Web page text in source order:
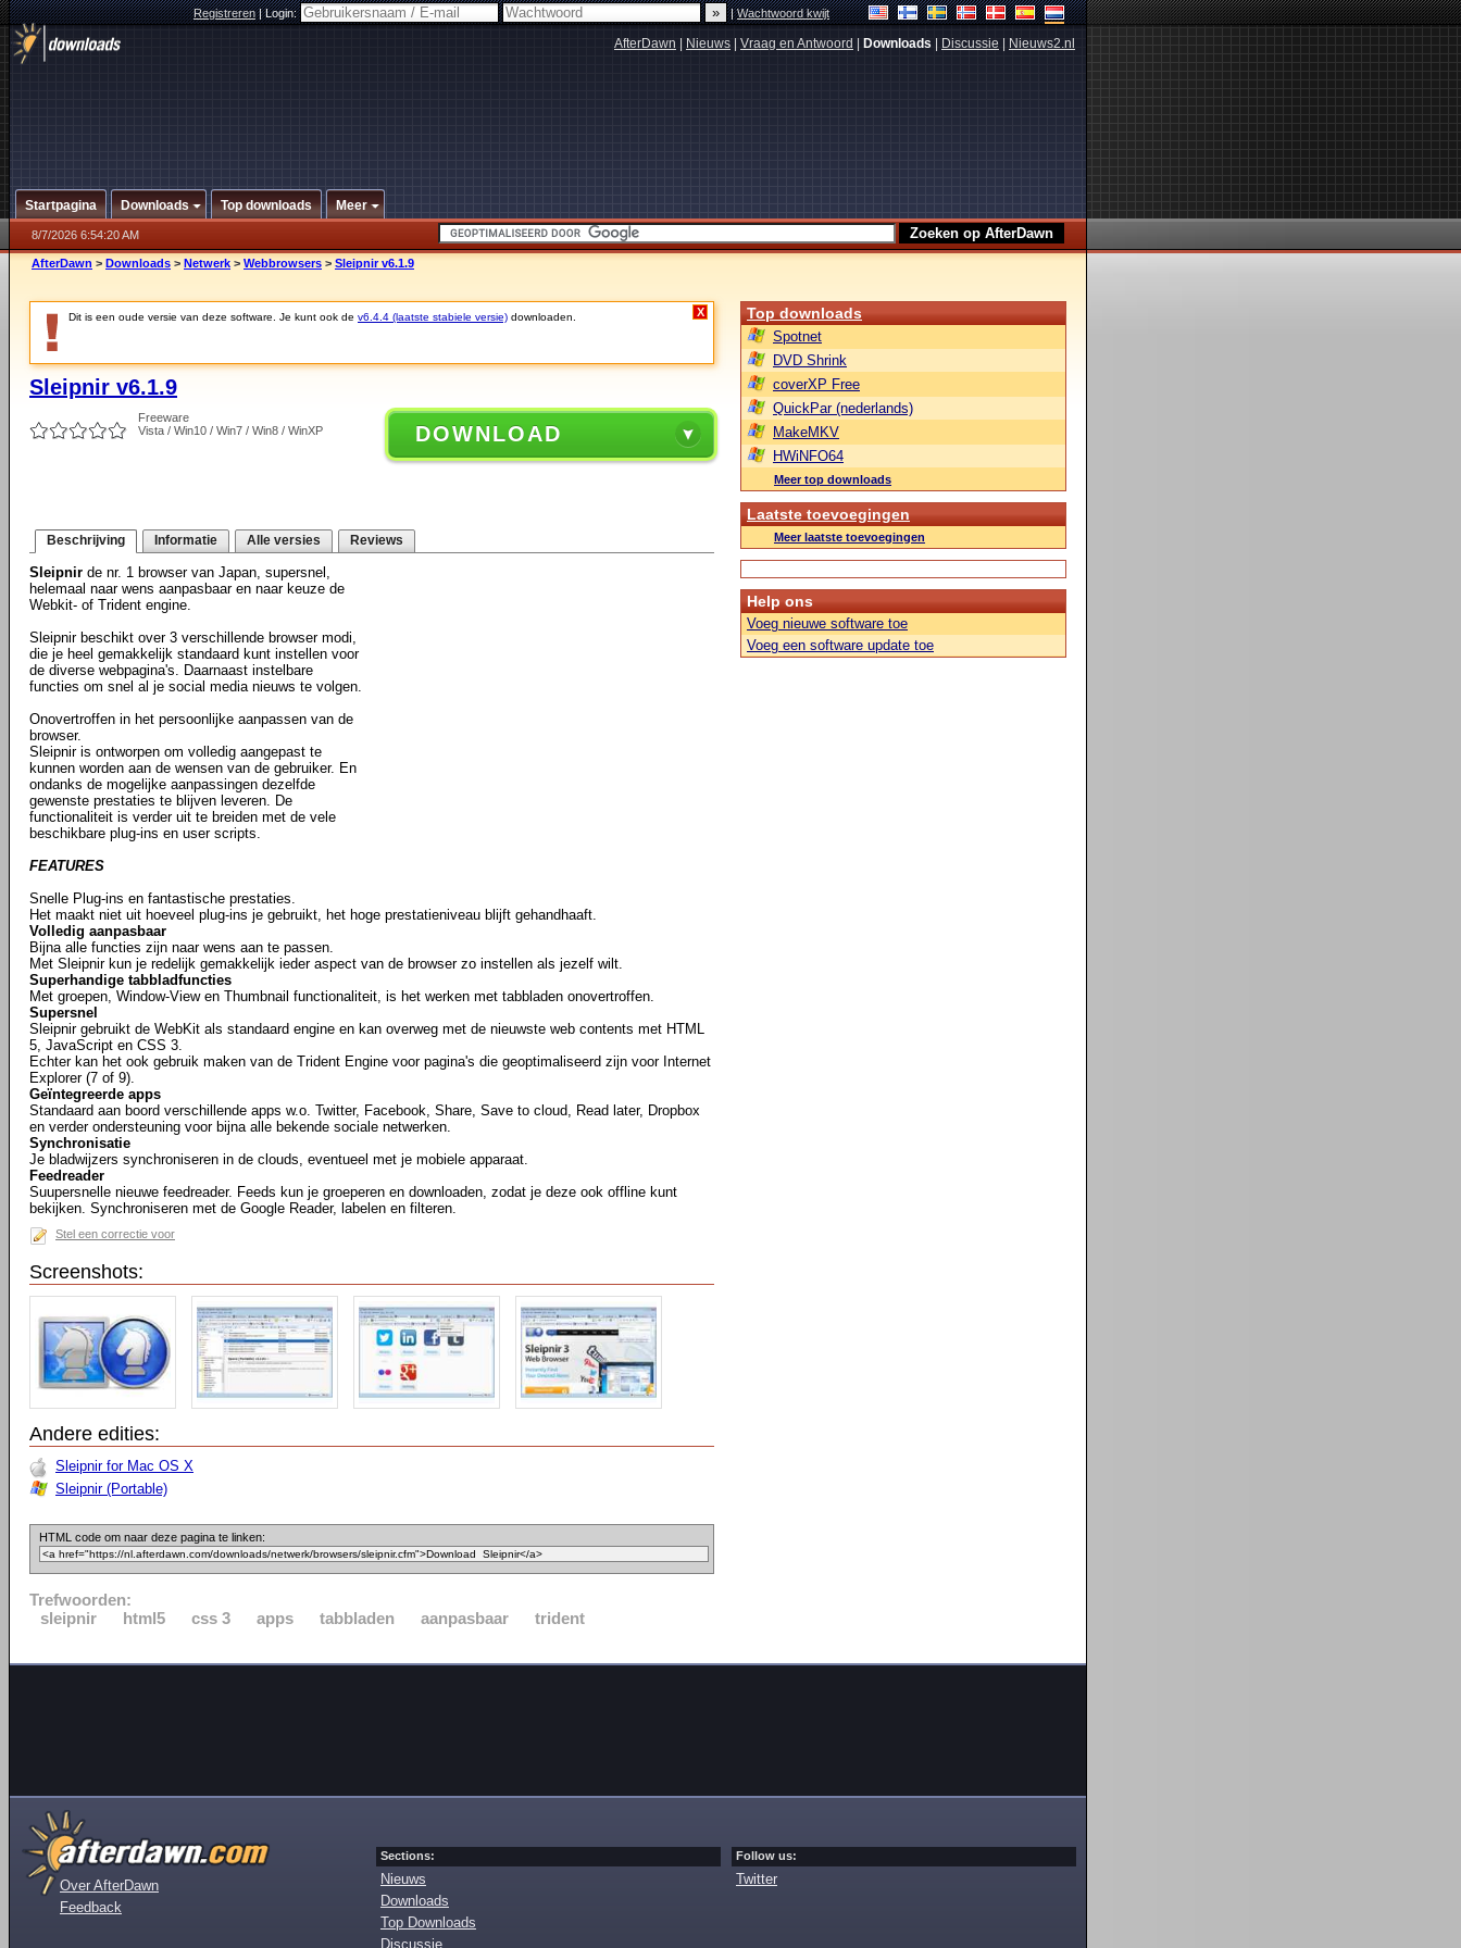
Registreren|Login: |Wachtwoord kwijt
AfterDawn Nieuws Vraag en Antwoord Downloads Discussie Nieuws2.nl
Startpagina Downloads Top downloads Meer
8/7/2026 6:54:20 AM
AfterDawn > Downloads > Netwerk > Webbrowsers > Sleipnir v6.1.9
Dit is een oude versie van deze software. Je kunt ook de v6.4.4 (laatste stabiele versie) downloaden. X
Sleipnir v6.1.9
Freeware
Vista / Win10 / Win7 / Win8 / WinXP
DOWNLOAD
Beschrijving Informatie Alle versies Reviews
Sleipnir de nr. 1 browser van Japan, supersnel,
helemaal naar wens aanpasbaar en naar keuze de
Webkit- of Trident engine.
Sleipnir beschikt over 3 verschillende browser modi,
die je heel gemakkelijk standaard kunt instellen voor
de diverse webpagina's. Daarnaast instelbare
functies om snel al je social media nieuws te volgen.
Onovertroffen in het persoonlijke aanpassen van de
browser.
Sleipnir is ontworpen om volledig aangepast te
kunnen worden aan de wensen van de gebruiker. En
ondanks de mogelijke aanpassingen dezelfde
gewenste prestaties te blijven leveren. De
functionaliteit is verder uit te breiden met de vele
beschikbare plug-ins en user scripts.
FEATURES
Snelle Plug-ins en fantastische prestaties.
Het maakt niet uit hoeveel plug-ins je gebruikt, het hoge prestatieniveau blijft gehandhaaft.
Volledig aanpasbaar
Bijna alle functies zijn naar wens aan te passen.
Met Sleipnir kun je redelijk gemakkelijk ieder aspect van de browser zo instellen als jezelf wilt.
Superhandige tabbladfuncties
Met groepen, Window-View en Thumbnail functionaliteit, is het werken met tabbladen onovertroffen.
Supersnel
Sleipnir gebruikt de WebKit als standaard engine en kan overweg met de nieuwste web contents met HTML
5, JavaScript en CSS 3.
Echter kan het ook gebruik maken van de Trident Engine voor pagina's die geoptimaliseerd zijn voor Internet
Explorer (7 of 9).
Geïntegreerde apps
Standaard aan boord verschillende apps w.o. Twitter, Facebook, Share, Save to cloud, Read later, Dropbox
en verder ondersteuning voor bijna alle bekende sociale netwerken.
Synchronisatie
Je bladwijzers synchroniseren in de clouds, eventueel met je mobiele apparaat.
Feedreader
Suupersnelle nieuwe feedreader. Feeds kun je groeperen en downloaden, zodat je deze ook offline kunt
bekijken. Synchroniseren met de Google Reader, labelen en filteren.
Stel een correctie voor
Screenshots:
Andere edities:
Sleipnir for Mac OS X
Sleipnir (Portable)
HTML code om naar deze pagina te linken:
Trefwoorden:
sleipnir
html5 css 3 apps tabbladen aanpasbaar trident
Top downloads
Spotnet
DVD Shrink
coverXP Free
QuickPar (nederlands)
MakeMKV
HWiNFO64
Meer top downloads
Laatste toevoegingen
Meer laatste toevoegingen
Help ons
Voeg nieuwe software toe
Voeg een software update toe
Over AfterDawn
Feedback
Sections:
Nieuws
Downloads
Top Downloads
Discussie
Follow us:
Twitter